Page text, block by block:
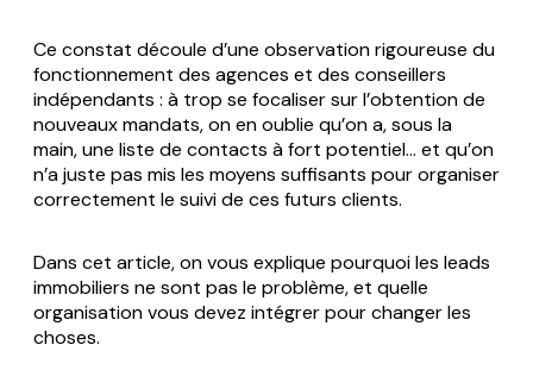
Ce constat découle d’une observation rigoureuse du
fonctionnement des agences et des conseillers
indépendants : à trop se focaliser sur l’obtention de
nouveaux mandats, on en oublie qu’on a, sous la
main, une liste de contacts à fort potentiel… et qu’on
n’a juste pas mis les moyens suffisants pour organiser
correctement le suivi de ces futurs clients.
Dans cet article, on vous explique pourquoi les leads
immobiliers ne sont pas le problème, et quelle
organisation vous devez intégrer pour changer les
choses.